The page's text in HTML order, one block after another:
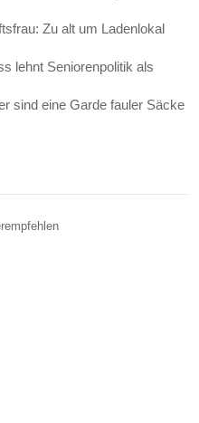
Zu alt um Ladenlokal
lehnt Seniorenpolitik als
sind eine Garde fauler Säcke